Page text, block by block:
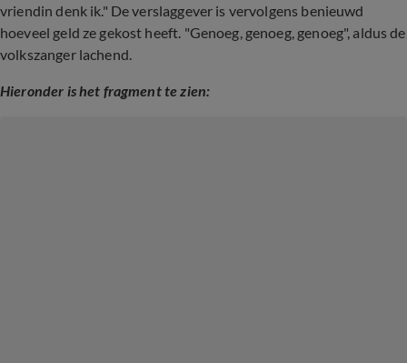
vriendin denk ik." De verslaggever is vervolgens benieuwd
hoeveel geld ze gekost heeft. "Genoeg, genoeg, genoeg", aldus de
volkszanger lachend.
Hieronder is het fragment te zien: